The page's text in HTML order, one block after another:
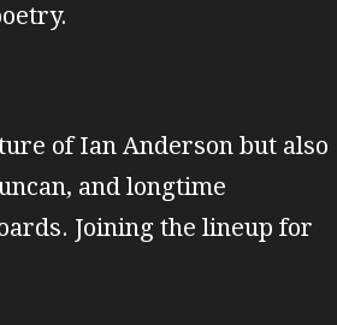
of Ian Anderson but also
and longtime
Joining the lineup for